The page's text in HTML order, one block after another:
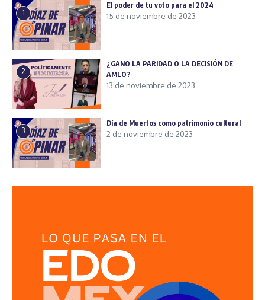
1
El poder de tu voto para el 2024
15 de noviembre de 2023
2
¿GANO LA PARIDAD O LA DECISIÓN DE
AMLO?
13 de noviembre de 2023
3
Día de Muertos como patrimonio cultural
2 de noviembre de 2023